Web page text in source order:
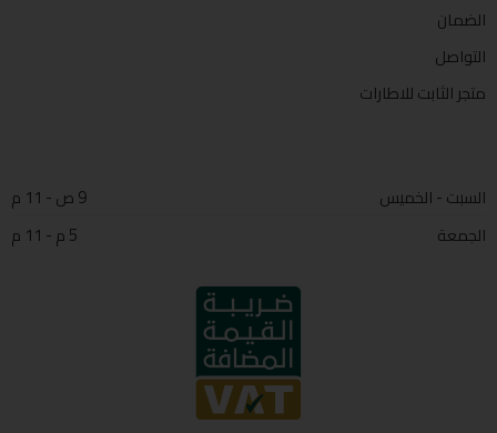
الضمان
التواصل
متجر الثابت للاطارات
السبت - الخميس
9 ص - 11 م
الجمعة
5 م - 11 م